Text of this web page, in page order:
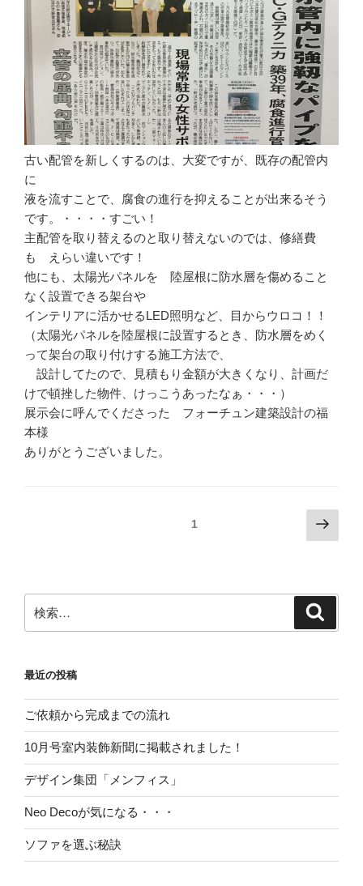
古い配管を新しくするのは、大変ですが、既存の配管内
に
液を流すことで、腐食の進行を抑えることが出来るそう
です。・・・・すごい！
主配管を取り替えるのと取り替えないのでは、修繕費
も えらい違いです！
他にも、太陽光パネルを 陸屋根に防水層を傷めること
なく設置できる架台や
インテリアに活かせるLED照明など、目からウロコ！！
（太陽光パネルを陸屋根に設置するとき、防水層をめく
って架台の取り付けする施工方法で、
設計してたので、見積もり金額が大きくなり、計画だ
けで頓挫した物件、けっこうあったなぁ・・・）
展示会に呼んでくださった フォーチュン建築設計の福
本様
ありがとうございました。
ゲ
ー
ョ
ン
1
次
の
ジ
索:
最近の投稿
ご依頼から完成までの流れ
10月号室内装飾新聞に掲載されました！
デザイン集団「メンフィス」
Neo Decoが気になる・・・
ソファを選ぶ秘訣